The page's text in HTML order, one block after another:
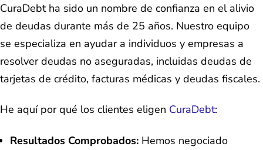
CuraDebt ha sido un nombre de confianza en el alivio
de deudas durante más de 25 años. Nuestro equipo
se especializa en ayudar a individuos y empresas a
resolver deudas no aseguradas, incluidas deudas de
tarjetas de crédito, facturas médicas y deudas fiscales.
He aquí por qué los clientes eligen CuraDebt:
Resultados Comprobados: Hemos negociado